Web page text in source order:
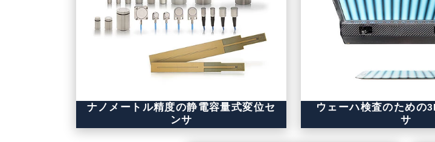
ナノメートル精度の静電容量式変位セ
ンサ
ウェーハ検査のための
サ